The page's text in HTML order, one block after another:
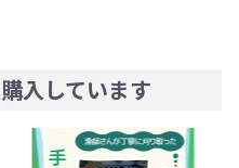
入しています